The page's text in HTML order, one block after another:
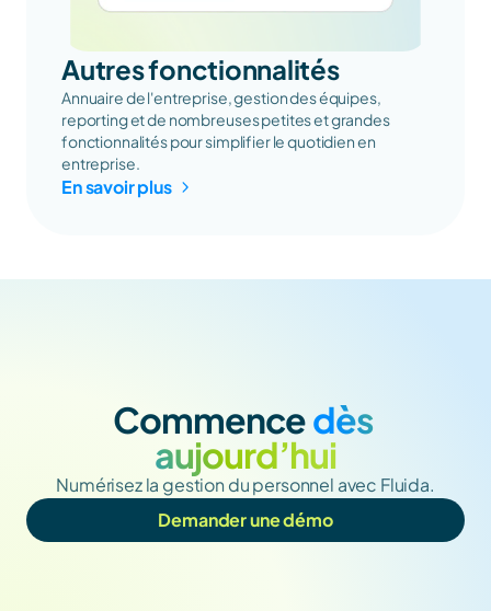
Autres fonctionnalités
Annuaire de l'entreprise, gestion des équipes,
reporting et de nombreuses petites et grandes
fonctionnalités pour simplifier le quotidien en
entreprise.
En savoir plus
Commence dès
aujourd’hui
Numérisez la gestion du personnel avec Fluida.
Demander une démo